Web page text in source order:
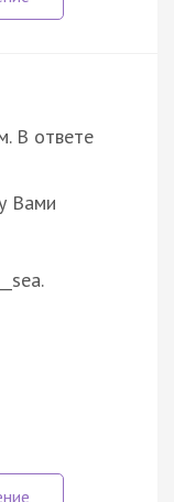
В ответе
Вами